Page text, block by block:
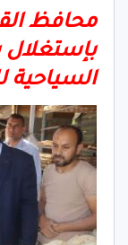
محافظ
السياحية